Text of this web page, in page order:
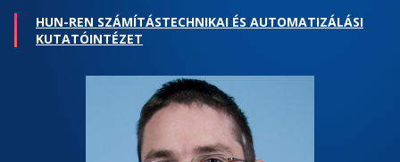
HUN-REN SZÁMÍTÁSTECHNIKAI ÉS AUTOMATIZÁLÁSI
KUTATÓINTÉZET